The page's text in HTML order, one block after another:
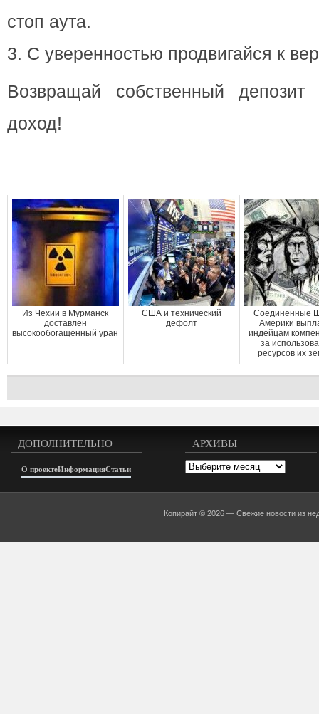
стоп аута.
3. С уверенностью продвигайся к
Возвращай собственный
доход!
Из Чехии в Мурманск
доставлен
высокообогащенный уран
США и технический
дефолт
Соединенные
Америки
индейцам
за
ресурсов их
ДОПОЛНИТЕЛЬНО
О проектеИнформацияСтатьи
АРХИВЫ
Архивы
Копирайт © 2026 —Свежие новости из